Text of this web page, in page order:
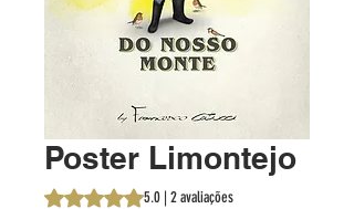
Poster Limontejo
A classificação é 5.0 de 5 estrelas
5.0 | 2 avaliações